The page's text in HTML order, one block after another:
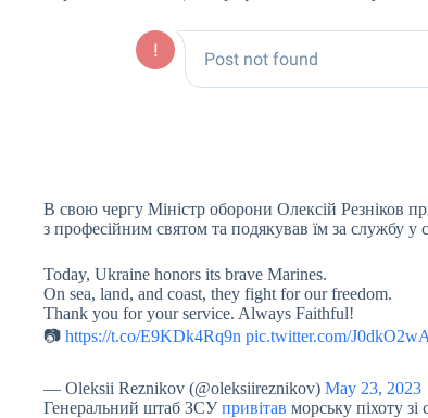
В свою чергу Міністр оборони Олексій Резніков
з професійним святом та подякував їм за службу у
Today, Ukraine honors its brave Marines.
On sea, land, and coast, they fight for our freedom.
Thank you for your service. Always Faithful!
📷 https://t.co/E9KDk4Rq9n pic.twitter.com/
— Oleksii Reznikov (@oleksiireznikov) May 23, 2023
Генеральний штаб ЗСУпривітав морську піхоту